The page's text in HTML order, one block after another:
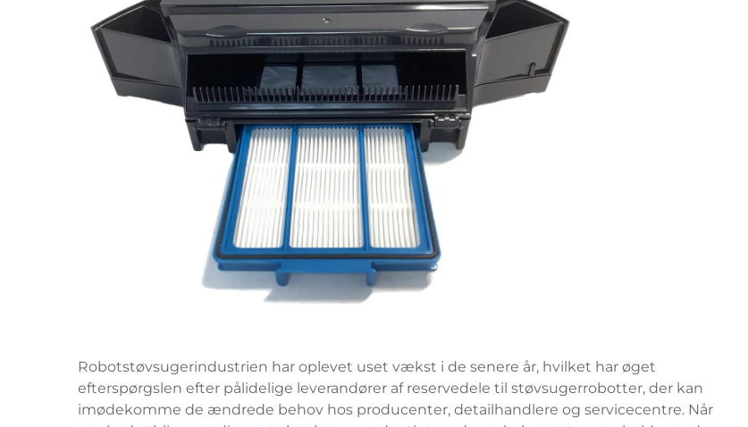
Robotstøvsugerindustrien har oplevet uset vækst i de senere år, hvilket har øget
efterspørgslen efter pålidelige leverandører af reservedele til støvsugerrobotter, der kan
imødekomme de ændrede behov hos producenter, detailhandlere og servicecentre. Når